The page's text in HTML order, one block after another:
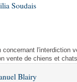
Soudais
l'interdiction
vente de chiens et chats
Blairy